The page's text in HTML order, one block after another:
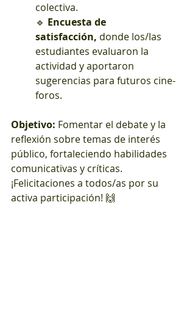
colectiva.
🔹 Encuesta de
satisfacción, donde los/las
estudiantes evaluaron la
actividad y aportaron
sugerencias para futuros cine-
foros.
Objetivo: Fomentar el debate y la
reflexión sobre temas de interés
público, fortaleciendo habilidades
comunicativas y críticas.
¡Felicitaciones a todos/as por su
activa participación! 🙌